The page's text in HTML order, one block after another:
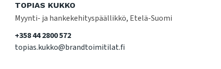
TOPIAS KUKKO
Myynti- ja hankekehityspäällikkö, Etelä-Suomi
+358 44 2800 572
topias.kukko@brandtoimitilat.fi